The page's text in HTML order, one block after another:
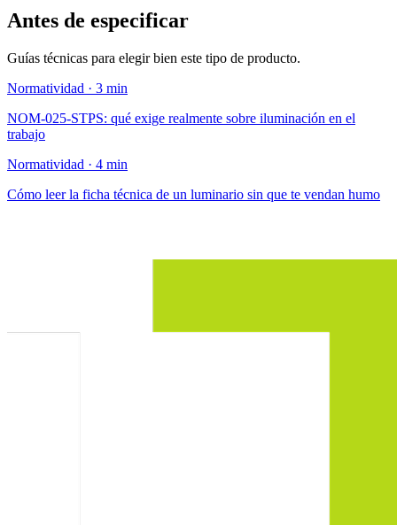
Antes de especificar
Guías técnicas para elegir bien este tipo de producto.
Normatividad · 3 min
NOM-025-STPS: qué exige realmente sobre iluminación en el
trabajo
Normatividad · 4 min
Cómo leer la ficha técnica de un luminario sin que te vendan humo